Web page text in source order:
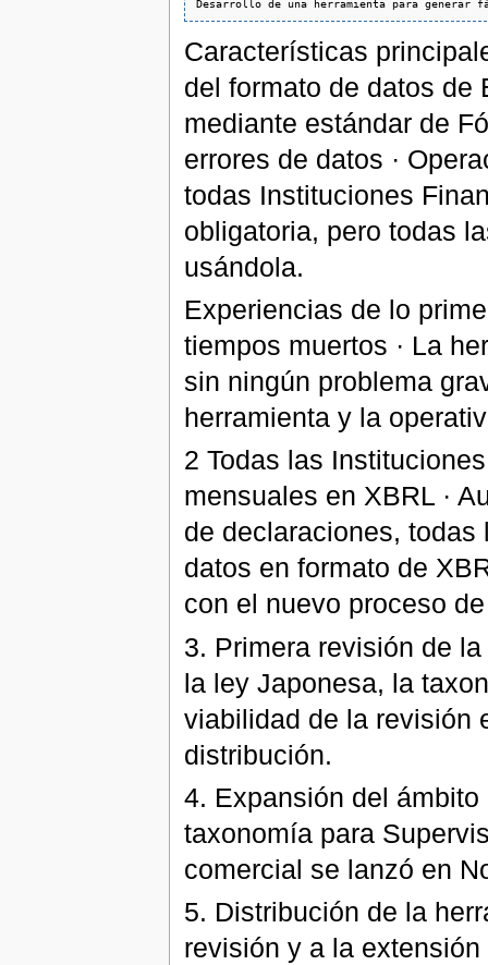
Características
del formato de datos de
mediante estándar de
errores de datos ·
todas Instituciones
obligatoria, pero todas
usándola.
Experiencias de lo
tiempos muertos · La
sin ningún problema
herramienta y la
2 Todas las
mensuales en XBRL ·
de declaraciones,
datos en formato de
con el nuevo proceso
3. Primera revisión de
la ley Japonesa, la
viabilidad de la revisión
distribución.
4. Expansión del
taxonomía para
comercial se lanzó en
5. Distribución de la
revisión y a la